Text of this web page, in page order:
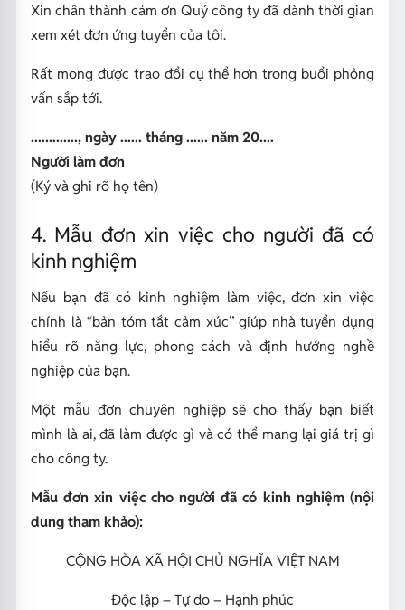
Xin chân thành cảm ơn Quý công ty đã dành thời gian
xem xét đơn ứng tuyển của tôi.
Rất mong được trao đổi cụ thể hơn trong buổi phỏng
vấn sắp tới.
............., ngày ...... tháng ...... năm 20....
Người làm đơn
(Ký và ghi rõ họ tên)
4. Mẫu đơn xin việc cho người đã có
kinh nghiệm
Nếu bạn đã có kinh nghiệm làm việc, đơn xin việc
chính là “bản tóm tắt cảm xúc” giúp nhà tuyển dụng
hiểu rõ năng lực, phong cách và định hướng nghề
nghiệp của bạn.
Một mẫu đơn chuyên nghiệp sẽ cho thấy bạn biết
mình là ai, đã làm được gì và có thể mang lại giá trị gì
cho công ty.
Mẫu đơn xin việc cho người đã có kinh nghiệm (nội
dung tham khảo):
CỘNG HÒA XÃ HỘI CHỦ NGHĨA VIỆT NAM
Độc lập – Tự do – Hạnh phúc